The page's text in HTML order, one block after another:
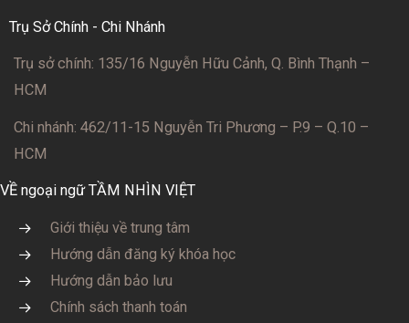
Trụ Sở Chính - Chi Nhánh
Trụ sở chính: 135/16 Nguyễn Hữu Cảnh, Q. Bình Thạnh –
HCM
Chi nhánh: 462/11-15 Nguyễn Tri Phương – P.9 – Q.10 –
HCM
VỀ ngoại ngữ TẦM NHÌN VIỆT
Giới thiệu về trung tâm
Hướng dẫn đăng ký khóa học
Hướng dẫn bảo lưu
Chính sách thanh toán